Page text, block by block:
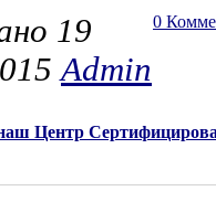
0
19
Admin
Центр